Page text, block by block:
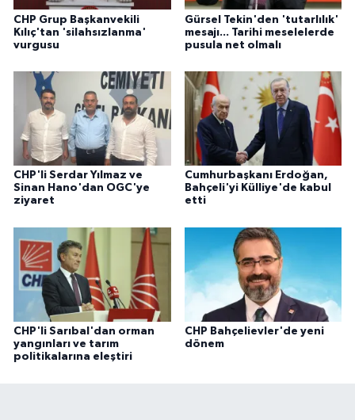
CHP Grup Başkanvekili
Kılıç'tan 'silahsızlanma'
vurgusu
Gürsel Tekin'den 'tutarlılık'
mesajı... Tarihi meselelerde
pusula net olmalı
CHP'li Serdar Yılmaz ve
Sinan Hano'dan OGC'ye
ziyaret
Cumhurbaşkanı Erdoğan,
Bahçeli'yi Külliye'de kabul
etti
CHP'li Sarıbal'dan orman
yangınları ve tarım
politikalarına eleştiri
CHP Bahçelievler'de yeni
dönem